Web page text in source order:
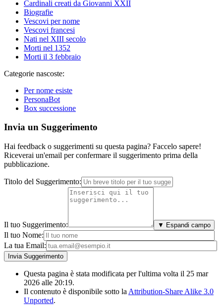
Cardinali creati da Giovanni XXII
Biografie
Vescovi per nome
Vescovi francesi
Nati nel XIII secolo
Morti nel 1352
Morti il 3 febbraio
Categorie nascoste:
Per nome esiste
PersonaBot
Box successione
Invia un Suggerimento
Hai feedback o suggerimenti su questa pagina? Faccelo sapere!
Riceverai un'email per confermare il suggerimento prima della
pubblicazione.
Titolo del Suggerimento:
Il tuo Suggerimento: ▼ Espandi campo
Il tuo Nome:
La tua Email:
Questa pagina è stata modificata per l'ultima volta il 25 mar
2026 alle 20:19.
Il contenuto è disponibile sotto la Attribution-Share Alike 3.0
Unported.